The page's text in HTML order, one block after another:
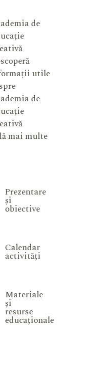
de
utile
de
mai multe
Prezentare
și
obiective
Calendar
activități
Materiale
și
resurse
educaționale